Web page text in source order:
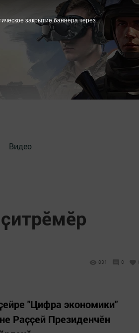
Видео
831 0
"Цифра экономики"
Раҫҫей Президенчӗн
закрытие баннера через